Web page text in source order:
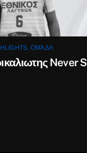
, ΟΜΆΔΑ
Never